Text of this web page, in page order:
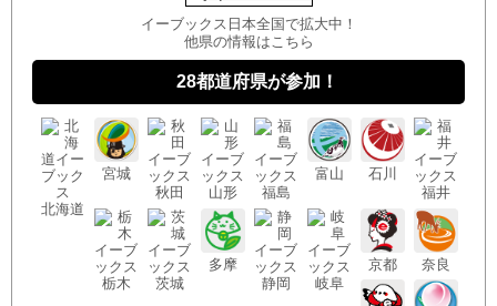
イーブックス日本全国で拡大中！
他県の情報はこちら
28都道府県が参加！
北海道
宮城
秋田
山形 福島
富山
石川
福井
栃木 茨城
多摩
静岡
岐阜
京都 奈良